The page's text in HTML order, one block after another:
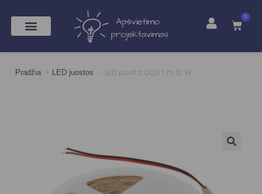
0
Pradžia > LED juostos > LED juosta UQS 1 m 12 W